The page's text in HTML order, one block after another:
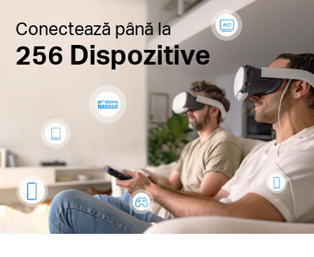
Conectează până la
256 Dispozitive